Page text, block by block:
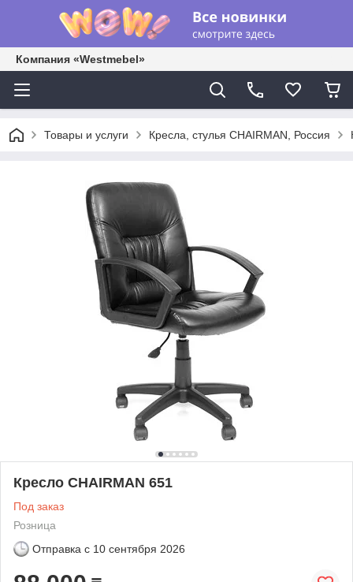
Компания «Westmebel»
Товары и услуги Кресла, стулья CHAIRMAN, Россия
Кресло CHAIRMAN 651
Под заказ
Розница
Отправка с 10 сентября 2026